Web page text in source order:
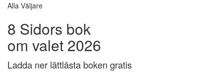
Alla Väljare
8 Sidors bok
om valet 2026
Ladda ner lättlästa boken gratis